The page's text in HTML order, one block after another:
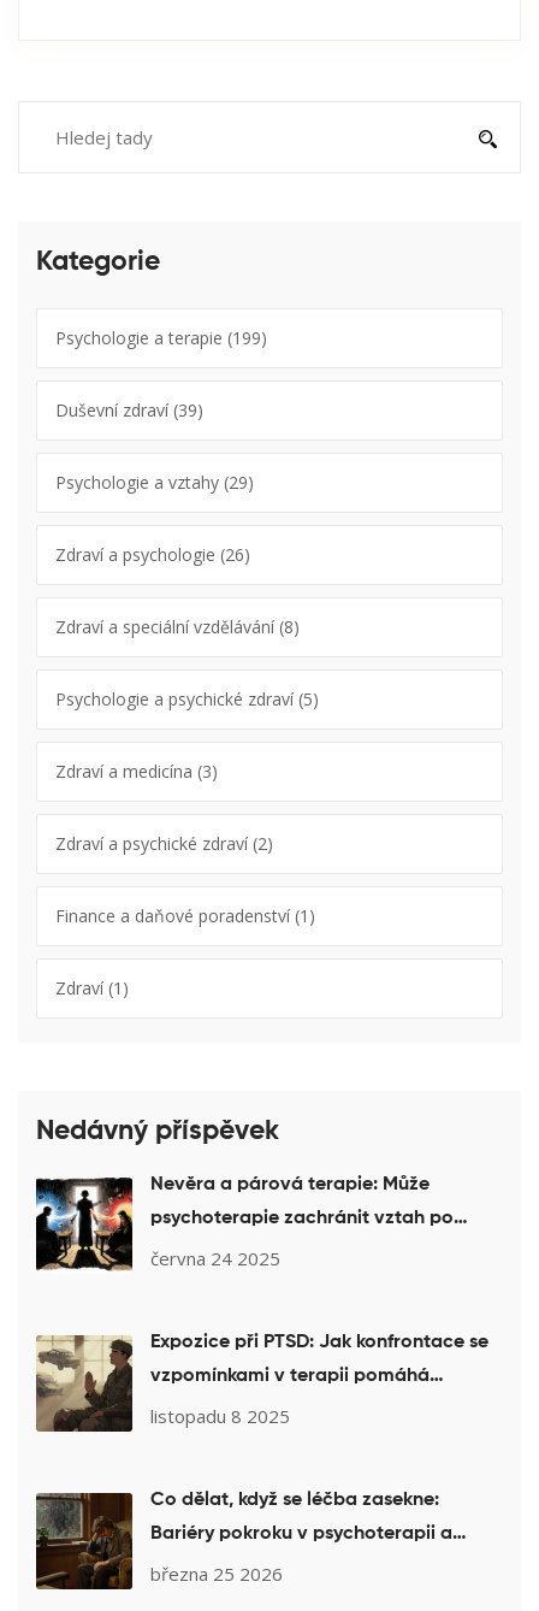
Kategorie
Psychologie a terapie (199)
Duševní zdraví(39)
Psychologie a vztahy (29)
Zdraví a psychologie (26)
Zdraví a speciální vzdělávání(8)
Psychologie a psychické zdraví(5)
Zdraví a medicína (3)
Zdraví a psychické zdraví(2)
Finance a daňové poradenství(1)
Zdraví(1)
Nedávný příspěvek
Nevěra a párová terapie: Může
psychoterapie zachránit vztah po
nevěře?
června 24 2025
Expozice při PTSD: Jak konfrontace se
vzpomínkami v terapii pomáhá
překonat traumata
listopadu 8 2025
Co dělat, když se léčba zasekne:
Bariéry pokroku v psychoterapii a
jejich řešení
března 25 2026